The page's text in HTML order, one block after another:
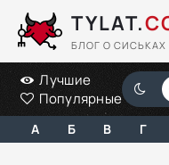
TYLAT.
БЛОГ О СИСЬКАХ
Лучшие
Популярные
А Б В Г